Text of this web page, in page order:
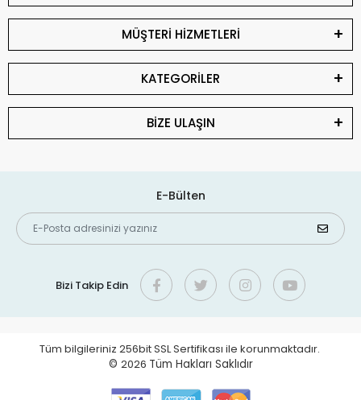
MÜŞTERİ HİZMETLERİ
KATEGORİLER
BİZE ULAŞIN
E-Bülten
Bizi Takip Edin
Tüm bilgileriniz 256bit SSL Sertifikası ile korunmaktadır.
© 2026 Tüm Hakları Saklıdır